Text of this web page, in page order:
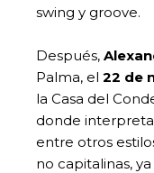
swing y groove.
Después,
Palma, el 22 de
la Casa del
donde
entre otros
no capitalinas,